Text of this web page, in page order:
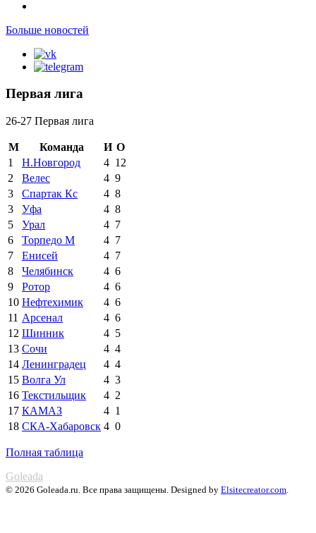
Больше новостей
Первая лига
26-27 Первая лига
М Команда И О
1
Н.Новгород 4 12
2
Велес 4 9
3
Спартак Кс 4 8
3
Уфа 4 8
5
Урал 4 7
6
Торпедо М 4 7
7
Енисей 4 7
8
Челябинск 4 6
9
Ротор 4 6
10 Нефтехимик 4 6
11 Арсенал 4 6
12 Шинник 4 5
13 Сочи 4 4
14 Ленинградец 4 4
15 Волга Ул 4 3
16 Текстильщик 4 2
17 КАМАЗ 4 1
18 СКА-Хабаровск 4 0
Полная таблица
Goleada
© 2026 Goleada.ru. Все права защищены. Designed by Elsitecreator.com.